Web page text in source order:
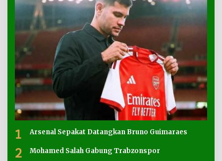
1 Arsenal Sepakat Datangkan Bruno Guimaraes
2 Mohamed Salah Gabung Trabzonspor